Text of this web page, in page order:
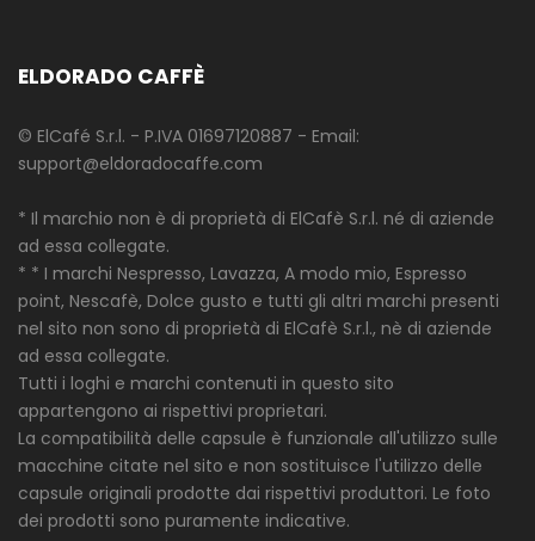
ELDORADO CAFFÈ
© ElCafé S.r.l. - P.IVA 01697120887 - Email:
support@eldoradocaffe.com
* Il marchio non è di proprietà di ElCafè S.r.l. né di aziende
ad essa collegate.
* * I marchi Nespresso, Lavazza, A modo mio, Espresso
point, Nescafè, Dolce gusto e tutti gli altri marchi presenti
nel sito non sono di proprietà di ElCafè S.r.l., nè di aziende
ad essa collegate.
Tutti i loghi e marchi contenuti in questo sito
appartengono ai rispettivi proprietari.
La compatibilità delle capsule è funzionale all'utilizzo sulle
macchine citate nel sito e non sostituisce l'utilizzo delle
capsule originali prodotte dai rispettivi produttori. Le foto
dei prodotti sono puramente indicative.